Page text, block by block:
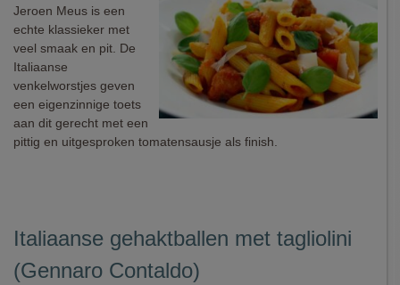
Jeroen Meus is een
echte klassieker met
veel smaak en pit. De
Italiaanse
venkelworstjes geven
een eigenzinnige toets
aan dit gerecht met een
pittig en uitgesproken tomatensausje als finish.
Italiaanse gehaktballen met tagliolini
(Gennaro Contaldo)